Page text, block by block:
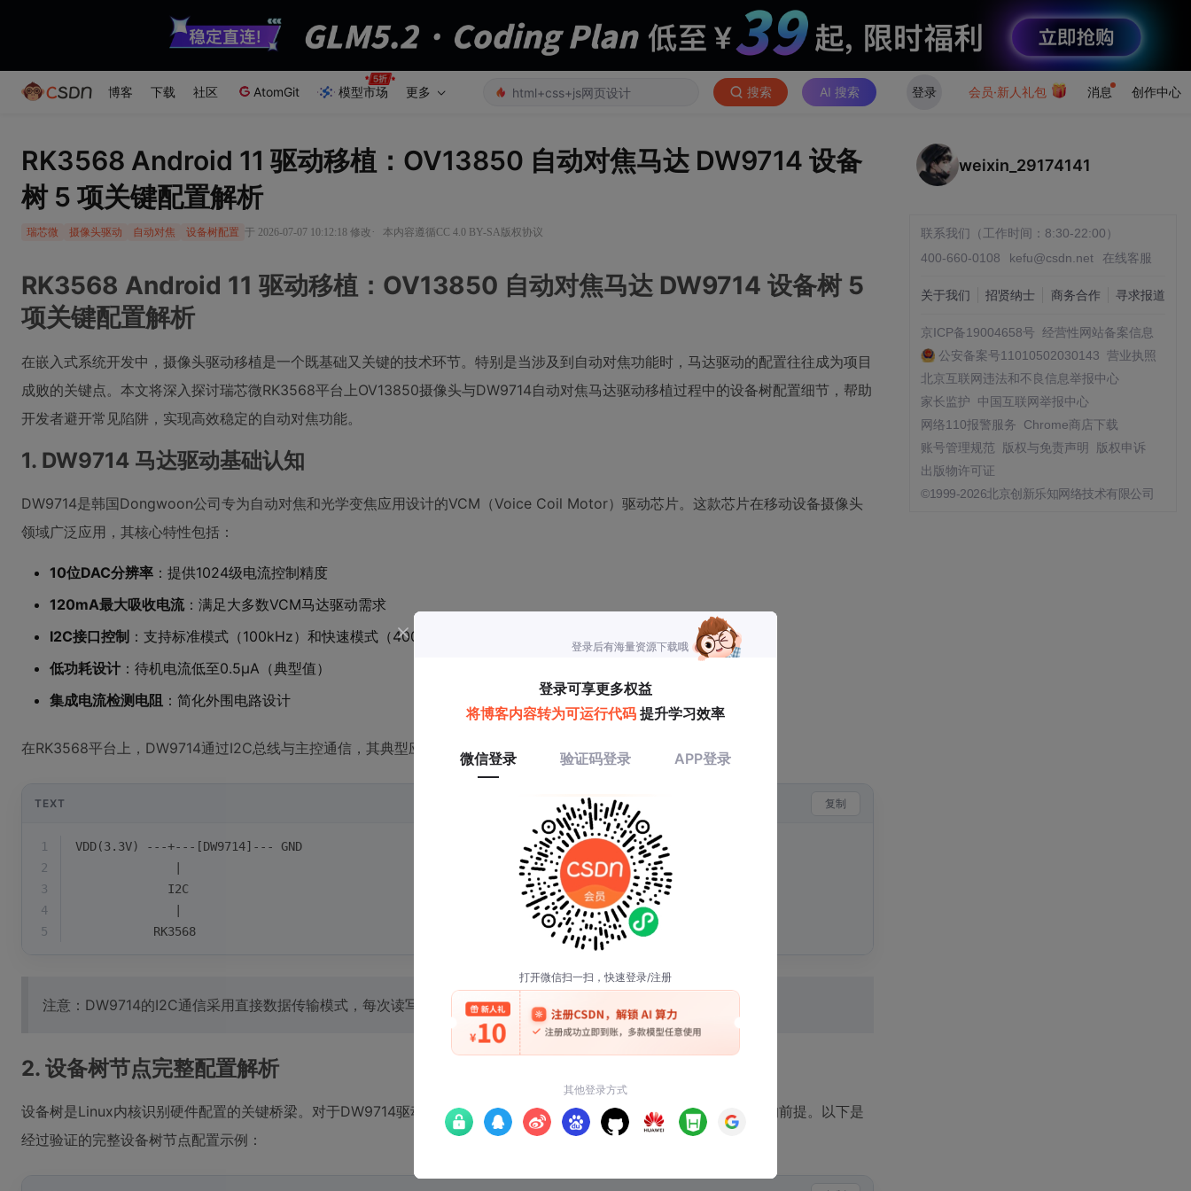
博客 下载 社区 AtomGit 模型市场 更多 搜索 AI 搜索 登录 会员·新人礼包 消息 创作中心
RK3568 Android 11 驱动移植：OV13850 自动对焦马达 DW9714 设备
树 5 项关键配置解析
瑞芯微 摄像头驱动 自动对焦 设备树配置 于 2026-07-07 10:12:18 修改 · 本内容遵循CC 4.0 BY-SA版权协议
RK3568 Android 11 驱动移植：OV13850 自动对焦马达 DW9714 设备树 5
项关键配置解析
在嵌入式系统开发中，摄像头驱动移植是一个既基础又关键的技术环节。特别是当涉及到自动对焦功能时，马达驱动的配置往往成为项目
成败的关键点。本文将深入探讨瑞芯微RK3568平台上OV13850摄像头与DW9714自动对焦马达驱动移植过程中的设备树配置细节，帮助
开发者避开常见陷阱，实现高效稳定的自动对焦功能。
1. DW9714 马达驱动基础认知
DW9714是韩国Dongwoon公司专为自动对焦和光学变焦应用设计的VCM（Voice Coil Motor）驱动芯片。这款芯片在移动设备摄像头
领域广泛应用，其核心特性包括：
10位DAC分辨率 ：提供1024级电流控制精度
120mA最大吸收电流：满足大多数VCM马达驱动需求
I2C接口控制 ：支持标准模式（100kHz）和快速模式（400kHz）
低功耗设计 ：待机电流低至0.5μA（典型值）
集成电流检测电阻 ：简化外围电路设计
在RK3568平台上，DW9714通过I2C总线与主控通信，其典型应用电路如下：
TEXT 复制
1
VDD(3.3V) ---+---[DW9714]--- GND
2
3
             I2C
4
5
           RK3568
注意：DW9714的I2C通信采用直接数据传输模式，每次读写直接传输2个字节数据，无需预先发送寄存器地址。
2. 设备树节点完整配置解析
设备树是Linux内核识别硬件配置的关键桥梁。对于DW9714驱动移植，正确的设备树配置是确保自动对焦功能正常工作的前提。以下是
经过验证的完整设备树节点配置示例：
weixin_29174141
联系我们（工作时间：8:30-22:00）
400-660-0108
kefu@csdn.net 在线客服
关于我们 招贤纳士 商务合作 寻求报道
京ICP备19004658号 经营性网站备案信息
公安备案号11010502030143 营业执照
北京互联网违法和不良信息举报中心
家长监护
中国互联网举报中心
网络110报警服务
Chrome商店下载
账号管理规范
版权与免责声明
版权申诉
出版物许可证
©1999-2026北京创新乐知网络技术有限公司